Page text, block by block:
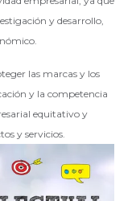
y desarrollo,
las marcas y los
y la competencia
equitativo y
y servicios.